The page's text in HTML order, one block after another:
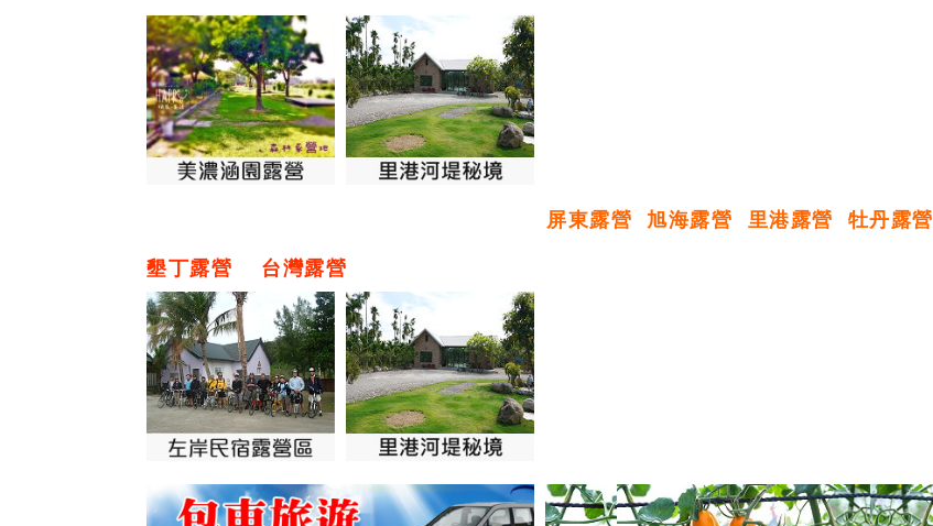
屏東露營 旭海露營 里港露營 牡丹露營
墾丁露營 台灣露營